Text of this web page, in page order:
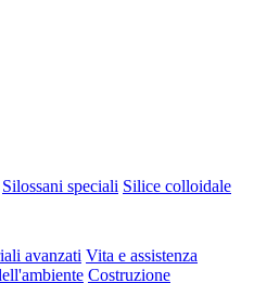
Silossani speciali Silice colloidale
avanzati Vita e assistenza
Costruzione